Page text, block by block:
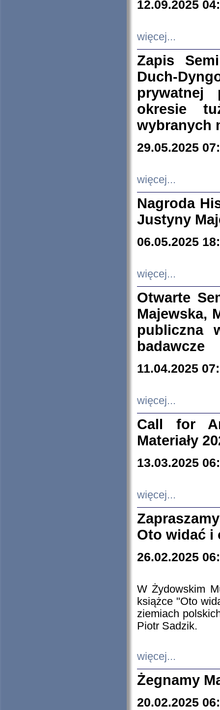
12.09.2025
więcej...
Zapis
Duch-
prywatnej
okresie
wybranych
29.05.2025
więcej...
Nagroda
Justyny
06.05.2025
więcej...
Otwarte
Majewska,
publiczna
badawcze
11.04.2025
więcej...
Call for
Materiały
13.03.2025
więcej...
Oto widać i
26.02.2025
W Żydowskim
książce "Oto
ziemiach
Piotr Sadzik.
więcej...
Żegnamy
20.02.2025